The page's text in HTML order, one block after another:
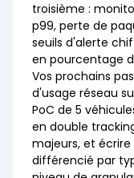
troisième :
p99, perte de
seuils d'alerte
en pourcentage
Vos prochains
d'usage réseau
PoC de 5
en double
majeurs, et
différencié par